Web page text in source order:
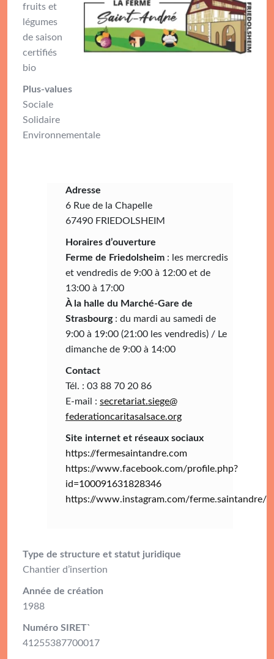
fruits et
légumes
de saison
certifiés
bio
Plus-values
Sociale
Solidaire
Environnementale
Adresse
6 Rue de la Chapelle
67490 FRIEDOLSHEIM
Horaires d’ouverture
Ferme de Friedolsheim : les mercredis
et vendredis de 9:00 à 12:00 et de
13:00 à 17:00
À la halle du Marché-Gare de
Strasbourg : du mardi au samedi de
9:00 à 19:00 (21:00 les vendredis) / Le
dimanche de 9:00 à 14:00
Contact
Tél. : 03 88 70 20 86
E-mail : secretariat.siege@
federationcaritasalsace.org
Site internet et réseaux sociaux
https://fermesaintandre.com
https://www.facebook.com/profile.php?
id=100091631828346
https://www.instagram.com/ferme.saintandre/
Type de structure et statut juridique
Chantier d’insertion
Année de création
1988
Numéro SIRET`
41255387700017